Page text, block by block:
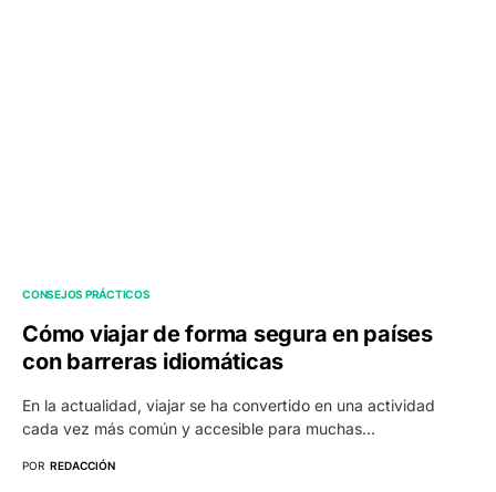
CONSEJOS PRÁCTICOS
Cómo viajar de forma segura en países
con barreras idiomáticas
En la actualidad, viajar se ha convertido en una actividad
cada vez más común y accesible para muchas…
POR REDACCIÓN